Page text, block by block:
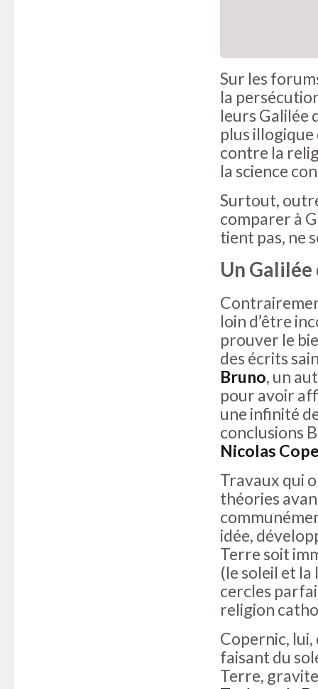
Sur les
la
leurs Galilée
plus illogique
contre la
la science
Surtout,
comparer à
tient pas, ne
Un
loin d’être
prouver le
des écrits
Bruno, un
pour avoir
une infinité
conclusions
Nicolas
Travaux qui
théories
idée,
Terre soit
(le soleil et
cercles
religion
Copernic, lui,
faisant du
Terre,